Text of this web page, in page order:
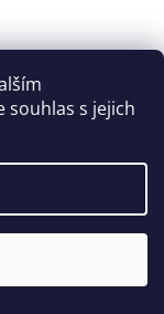
s jejich